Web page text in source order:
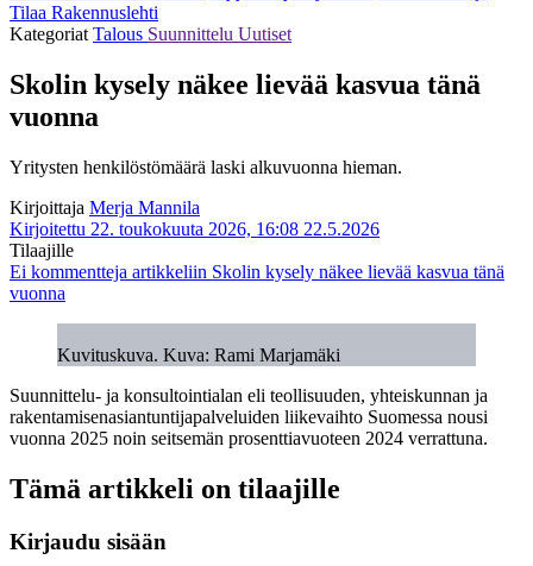
Tilaa Rakennuslehti
Kategoriat Talous Suunnittelu Uutiset
Skolin kysely näkee lievää kasvua tänä
vuonna
Yritysten henkilöstömäärä laski alkuvuonna hieman.
Kirjoittaja Merja Mannila
Kirjoitettu 22. toukokuuta 2026, 16:08 22.5.2026
Tilaajille
Ei kommentteja artikkeliin Skolin kysely näkee lievää kasvua tänä
vuonna
Kuvituskuva. Kuva: Rami Marjamäki
Suunnittelu- ja konsultointialan eli teollisuuden, yhteiskunnan ja
rakentamisenasiantuntijapalveluiden liikevaihto Suomessa nousi
vuonna 2025 noin seitsemän prosenttiavuoteen 2024 verrattuna.
Tämä artikkeli on tilaajille
Kirjaudu sisään